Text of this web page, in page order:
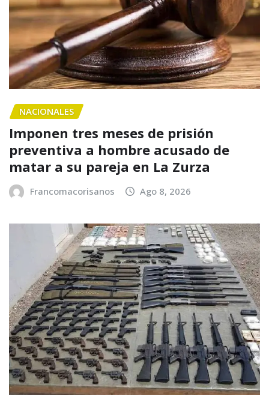
NACIONALES
Imponen tres meses de prisión
preventiva a hombre acusado de
matar a su pareja en La Zurza
Francomacorisanos Ago 8, 2026